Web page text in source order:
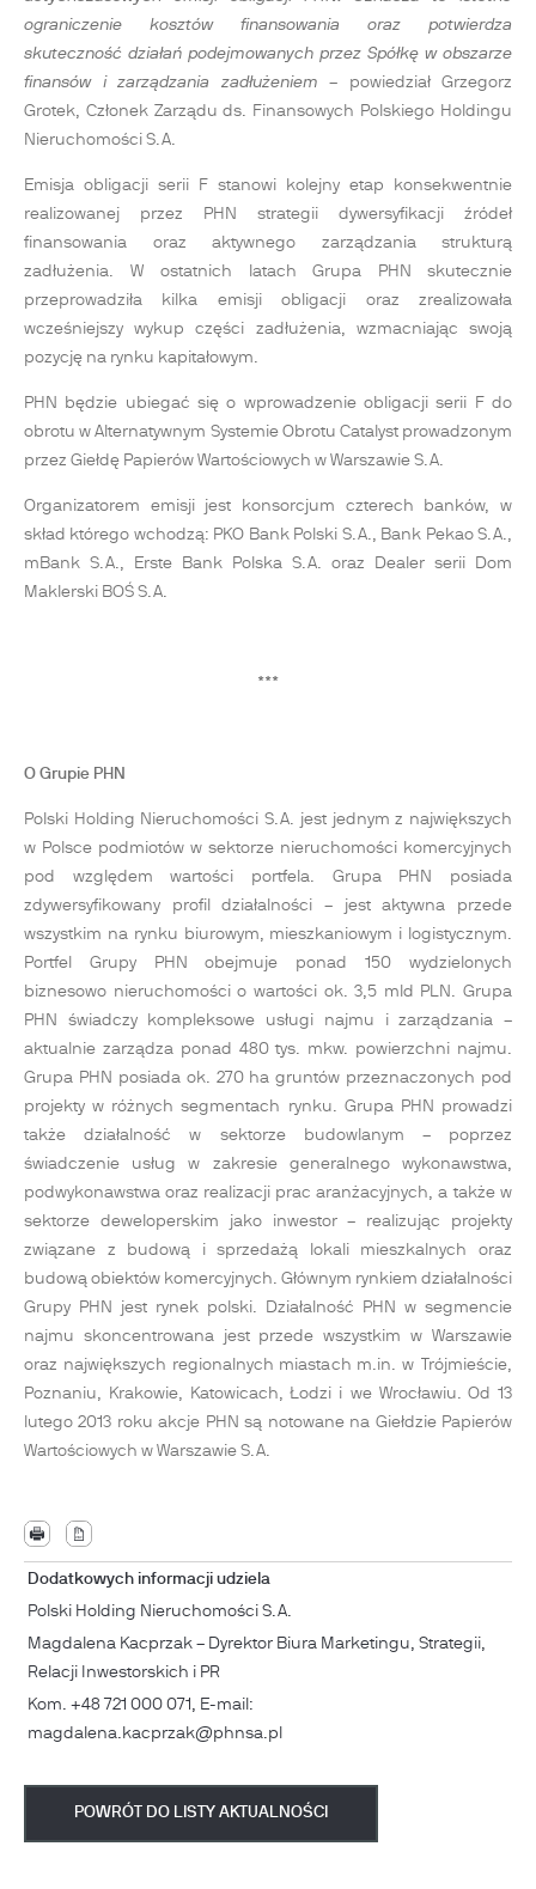
ograniczenie kosztów finansowania oraz potwierdza
skuteczność działań podejmowanych przez Spółkę w obszarze
finansów i zarządzania zadłużeniem – powiedział Grzegorz
Grotek, Członek Zarządu ds. Finansowych Polskiego Holdingu
Nieruchomości S.A.
Emisja obligacji serii F stanowi kolejny etap konsekwentnie
realizowanej przez PHN strategii dywersyfikacji źródeł
finansowania oraz aktywnego zarządzania strukturą
zadłużenia. W ostatnich latach Grupa PHN skutecznie
przeprowadziła kilka emisji obligacji oraz zrealizowała
wcześniejszy wykup części zadłużenia, wzmacniając swoją
pozycję na rynku kapitałowym.
PHN będzie ubiegać się o wprowadzenie obligacji serii F do
obrotu w Alternatywnym Systemie Obrotu Catalyst prowadzonym
przez Giełdę Papierów Wartościowych w Warszawie S.A.
Organizatorem emisji jest konsorcjum czterech banków, w
skład którego wchodzą: PKO Bank Polski S.A., Bank Pekao S.A.,
mBank S.A., Erste Bank Polska S.A. oraz Dealer serii Dom
Maklerski BOŚ S.A.
***
O Grupie PHN
Polski Holding Nieruchomości S.A. jest jednym z największych
w Polsce podmiotów w sektorze nieruchomości komercyjnych
pod względem wartości portfela. Grupa PHN posiada
zdywersyfikowany profil działalności – jest aktywna przede
wszystkim na rynku biurowym, mieszkaniowym i logistycznym.
Portfel Grupy PHN obejmuje ponad 150 wydzielonych
biznesowo nieruchomości o wartości ok. 3,5 mld PLN. Grupa
PHN świadczy kompleksowe usługi najmu i zarządzania –
aktualnie zarządza ponad 480 tys. mkw. powierzchni najmu.
Grupa PHN posiada ok. 270 ha gruntów przeznaczonych pod
projekty w różnych segmentach rynku. Grupa PHN prowadzi
także działalność w sektorze budowlanym – poprzez
świadczenie usług w zakresie generalnego wykonawstwa,
podwykonawstwa oraz realizacji prac aranżacyjnych, a także w
sektorze deweloperskim jako inwestor – realizując projekty
związane z budową i sprzedażą lokali mieszkalnych oraz
budową obiektów komercyjnych. Głównym rynkiem działalności
Grupy PHN jest rynek polski. Działalność PHN w segmencie
najmu skoncentrowana jest przede wszystkim w Warszawie
oraz największych regionalnych miastach m.in. w Trójmieście,
Poznaniu, Krakowie, Katowicach, Łodzi i we Wrocławiu. Od 13
lutego 2013 roku akcje PHN są notowane na Giełdzie Papierów
Wartościowych w Warszawie S.A.
Dodatkowych informacji udziela
Polski Holding Nieruchomości S.A.
Magdalena Kacprzak – Dyrektor Biura Marketingu, Strategii,
Relacji Inwestorskich i PR
Kom. +48 721 000 071, E-mail:
magdalena.kacprzak@phnsa.pl
POWRÓT DO LISTY AKTUALNOŚCI